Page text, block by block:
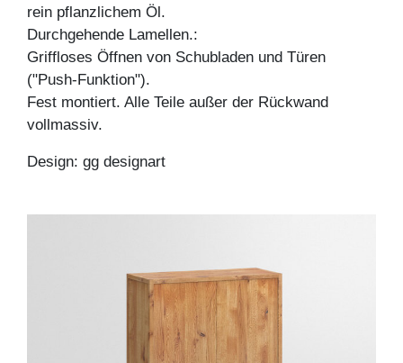
rein pflanzlichem Öl.
Durchgehende Lamellen.:
Griffloses Öffnen von Schubladen und Türen
("Push-Funktion").
Fest montiert. Alle Teile außer der Rückwand
vollmassiv.
Design: gg designart